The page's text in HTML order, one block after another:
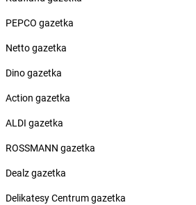
Żabka Brudzeń Duży
Żabka
Bruskowo Wielkie
Żabka Brwinów
Żabka
Brynica
Żabka Brzeg
Żabka Brzeg Dolny
Żabka Brzesko
Żabka
Brzeszcze
PEPCO gazetka
Netto gazetka
Dino gazetka
Action gazetka
ALDI gazetka
ROSSMANN gazetka
Dealz gazetka
Delikatesy Centrum gazetka